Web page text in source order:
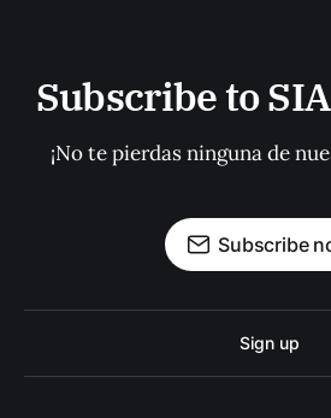
Subscribe to
¡No te pierdas ninguna de
Subscribe
Sign up